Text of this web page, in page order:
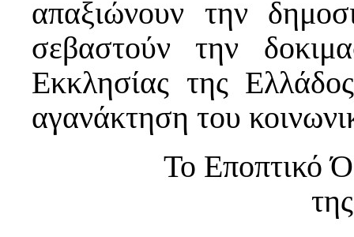
απαξιώνουν την
σεβαστούν την
Εκκλησίας της
αγανάκτηση του
Το Εποπτικό